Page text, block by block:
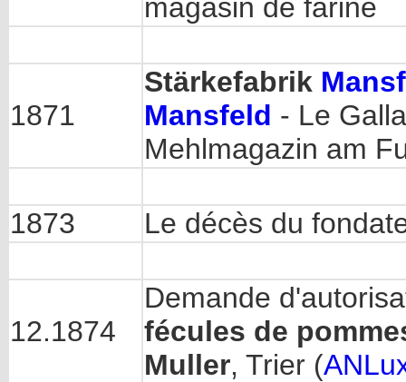
magasin de farine
1871
Stärkefabrik
Mansfeld - Le
Mehlmagazin am
1873 Le décès du
12.1874
Demande
fécules de
Muller, Trier (